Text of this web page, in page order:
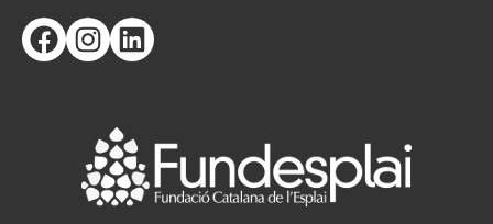
FacebookInstagram
LinkedIn
CONEIX FUNDESPLAI